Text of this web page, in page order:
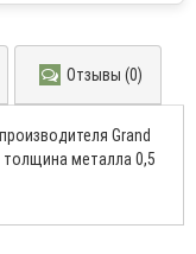
Отзывы (0)
Grand
металла 0,5